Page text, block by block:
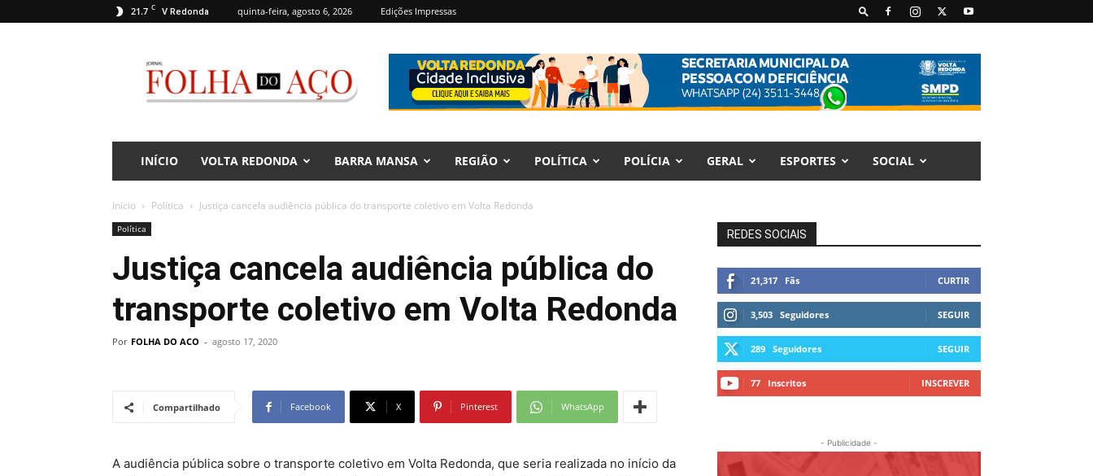
21.7 C V Redonda quinta-feira, agosto 6, 2026 Edições Impressas
Folha
do
Aço
INÍCIO VOLTA REDONDA BARRA MANSA REGIÃO POLÍTICA POLÍCIA GERAL ESPORTES SOCIAL
Início Política Justiça cancela audiência pública do transporte coletivo em Volta Redonda
Política
Justiça cancela audiência pública do
transporte coletivo em Volta Redonda
Por FOLHA DO ACO - agosto 17, 2020
Compartilhado Facebook X Pinterest WhatsApp
A audiência pública sobre o transporte coletivo em Volta Redonda, que seria realizada no início da
REDES SOCIAIS
21,317 Fãs CURTIR
3,503 Seguidores SEGUIR
289 Seguidores SEGUIR
77 Inscritos INSCREVER
- Publicidade -